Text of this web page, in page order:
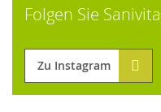
Folgen Sie
Zu Instagram